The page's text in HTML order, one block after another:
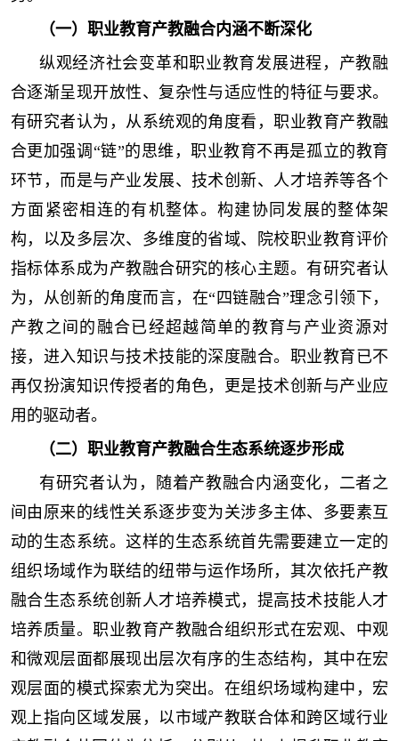
（一）职业教育产教融合内涵不断深化
纵观经济社会变革和职业教育发展进程，产教融
合逐渐呈现开放性、复杂性与适应性的特征与要求。
有研究者认为，从系统观的角度看，职业教育产教融
合更加强调“链”的思维，职业教育不再是孤立的教育
环节，而是与产业发展、技术创新、人才培养等各个
方面紧密相连的有机整体。构建协同发展的整体架
构，以及多层次、多维度的省域、院校职业教育评价
指标体系成为产教融合研究的核心主题。有研究者认
为，从创新的角度而言，在“四链融合”理念引领下，
产教之间的融合已经超越简单的教育与产业资源对
接，进入知识与技术技能的深度融合。职业教育已不
再仅扮演知识传授者的角色，更是技术创新与产业应
用的驱动者。
（二）职业教育产教融合生态系统逐步形成
有研究者认为，随着产教融合内涵变化，二者之
间由原来的线性关系逐步变为关涉多主体、多要素互
动的生态系统。这样的生态系统首先需要建立一定的
组织场域作为联结的纽带与运作场所，其次依托产教
融合生态系统创新人才培养模式，提高技术技能人才
培养质量。职业教育产教融合组织形式在宏观、中观
和微观层面都展现出层次有序的生态结构，其中在宏
观层面的模式探索尤为突出。在组织场域构建中，宏
观上指向区域发展，以市域产教联合体和跨区域行业